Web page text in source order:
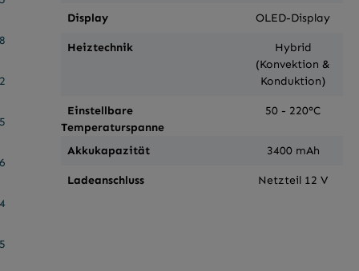
Display OLED-Display
Heiztechnik
Hybrid
(Konvektion &
Konduktion)
Einstellbare
Temperaturspanne
50 - 220°C
Akkukapazität 3400 mAh
Ladeanschluss Netzteil 12 V